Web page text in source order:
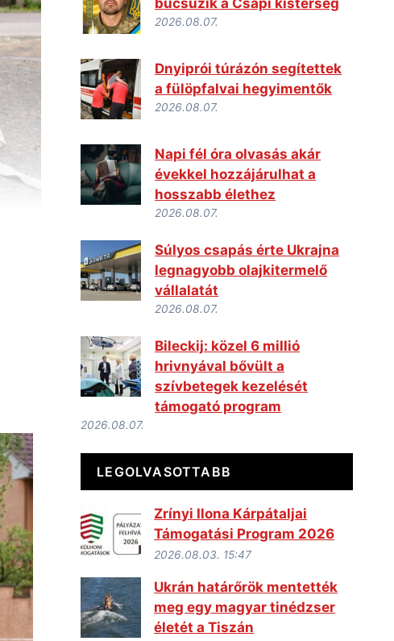
2026.08.07.
Dnyiprói túrázón segítettek
a fülöpfalvai hegyimentők
2026.08.07.
Napi fél óra olvasás akár
évekkel hozzájárulhat a
hosszabb élethez
2026.08.07.
Súlyos csapás érte Ukrajna
legnagyobb olajkitermelő
vállalatát
2026.08.07.
Bileckij: közel 6 millió
hrivnyával bővült a
szívbetegek kezelését
támogató program
2026.08.07.
LEGOLVASOTTABB
Zrínyi Ilona Kárpátaljai
Támogatási Program 2026
2026.08.03. 15:47
Ukrán határőrök mentették
meg egy magyar tinédzser
életét a Tiszán